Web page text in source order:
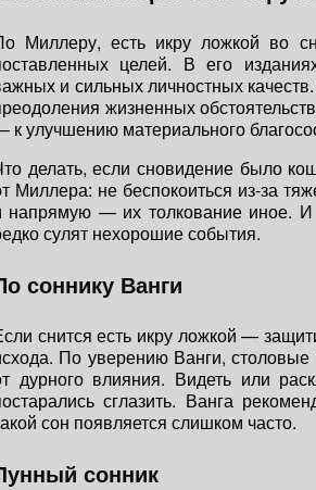
Миллеру, есть икру ложкой во
целей. В его
и сильных личностных
жизненных
к улучшению материального
делать, если сновидение было
Миллера: не беспокоиться из-за
напрямую — их толкование иное. И
сулят нехорошие события.
соннику Ванги
снится есть икру ложкой —
По уверению Ванги,
дурного влияния. Видеть или
сглазить. Ванга
сон появляется слишком часто.
сонник